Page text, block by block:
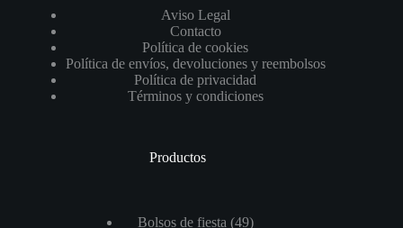
Aviso Legal
Contacto
Política de cookies
Política de envíos, devoluciones y reembolsos
Política de privacidad
Términos y condiciones
Productos
Bolsos de fiesta 4949